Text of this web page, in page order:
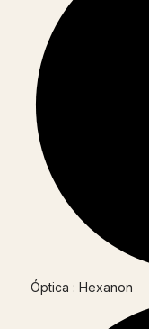
Óptica : Hexanon